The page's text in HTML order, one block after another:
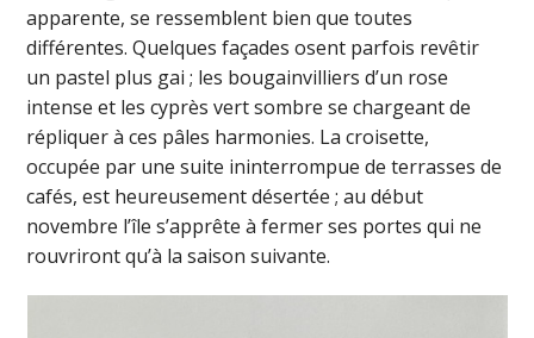
apparente, se ressemblent bien que toutes
différentes. Quelques façades osent parfois revêtir
un pastel plus gai ; les bougainvilliers d’un rose
intense et les cyprès vert sombre se chargeant de
répliquer à ces pâles harmonies. La croisette,
occupée par une suite ininterrompue de terrasses de
cafés, est heureusement désertée ; au début
novembre l’île s’apprête à fermer ses portes qui ne
rouvriront qu’à la saison suivante.